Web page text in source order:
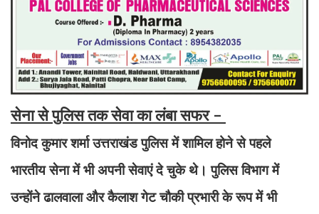
सेना से पुलिस तक सेवा का लंबा सफर -
विनोद कुमार शर्मा उत्तराखंड पुलिस में शामिल होने से पहले
भारतीय सेना में भी अपनी सेवाएं दे चुके थे। पुलिस विभाग में
उन्होंने ढालवाला और कैलाश गेट चौकी प्रभारी के रूप में भी